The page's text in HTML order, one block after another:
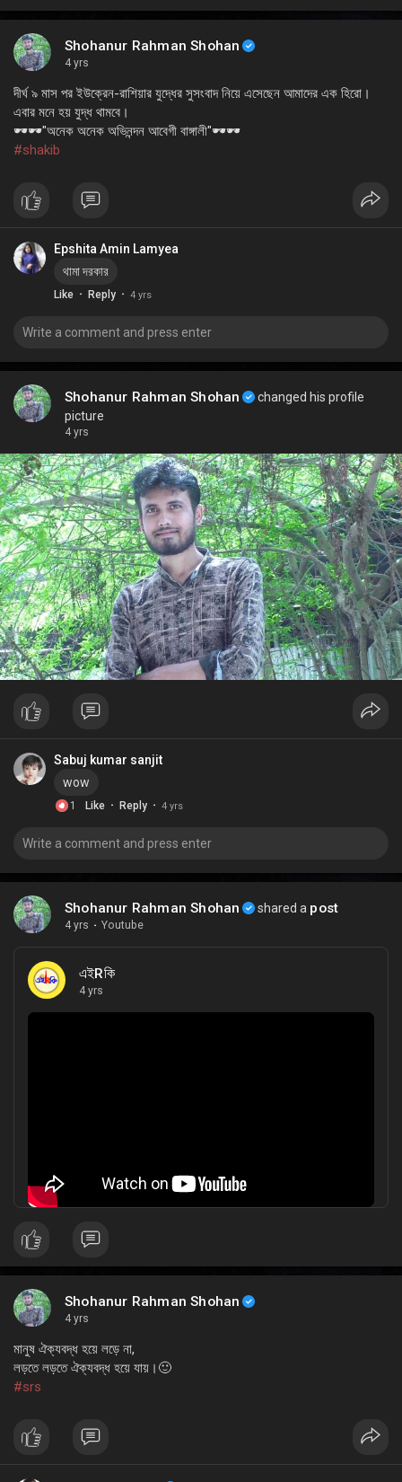
Shohanur Rahman Shohan
4 yrs
দীর্ঘ ৯ মাস পর ইউক্রেন-রাশিয়ার যুদ্ধের সুসংবাদ নিয়ে এসেছেন আমাদের এক হিরো।
এবার মনে হয় যুদ্ধ থামবে।
🕶️🕶️"অনেক অনেক অভিনন্দন আবেগী বাঙ্গালী"🕶️🕶️
#shakib
Epshita Amin Lamyea
থামা দরকার
Like · Reply · 4 yrs
Shohanur Rahman Shohan
changed his profile
picture
4 yrs
Sabuj kumar sanjit
wow
1 Like · Reply · 4 yrs
Shohanur Rahman Shohan shared a post
4 yrs · Youtube
এইRকি
4 yrs
Shohanur Rahman Shohan
4 yrs
মানুষ ঐক্যবদ্ধ হয়ে লড়ে না,
লড়তে লড়তে ঐক্যবদ্ধ হয়ে যায়।🙂
#srs